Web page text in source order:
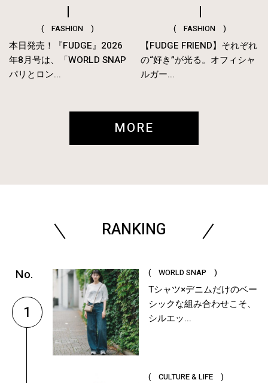
( FASHION )
本日発売！『FUDGE』2026
年8月号は、「WORLD SNAP
パリとロン...
( FASHION )
【FUDGE FRIEND】それぞれ
の“好き”が光る。オフィシャ
ルガー...
MORE
RANKING
1
( WORLD SNAP )
Tシャツ×デニムだけのベー
シックな組み合わせこそ、
シルエッ...
( CULTURE & LIFE )